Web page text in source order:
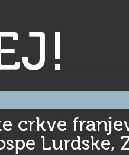
crkve
Lurdske,